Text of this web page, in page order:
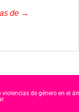
de →
de género en el